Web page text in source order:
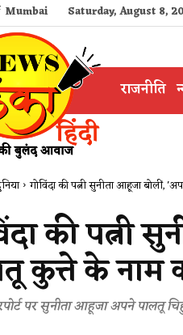
Mumbai Saturday, August 8,
राजनीति
गोविंदा की पत्नी सुनीता आहूजा बोलीं,
की पत्नी
कुत्ते के नाम
पर सुनीता आहूजा अपने पालतू